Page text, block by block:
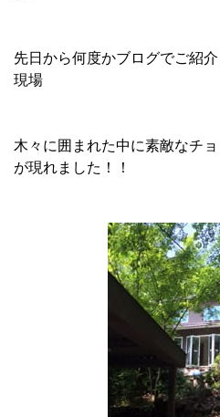
先日から何度かブログでご紹
現場
木々に囲まれた中に素敵なチ
が現れました！！